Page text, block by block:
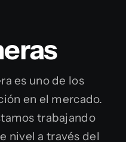
es uno de los
en el mercado.
trabajando
nivel a través del